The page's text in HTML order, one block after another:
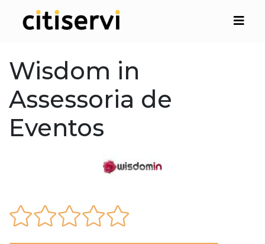
Wisdom in
Assessoria de
Eventos